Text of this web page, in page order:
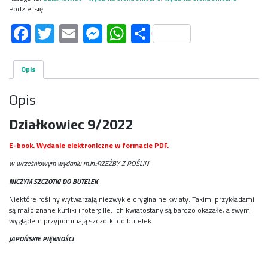
Podziel się
Facebook
Twitter
EmailMessenger
WhatsApp
Share
Opis
Opis
Działkowiec 9/2022
E-book. Wydanie elektroniczne w formacie PDF.
w wrześniowym wydaniu m.in.:RZEŹBY Z ROŚLIN
NICZYM SZCZOTKI DO BUTELEK
Niektóre rośliny wytwarzają niezwykle oryginalne kwiaty. Takimi przykładami
są mało znane kufliki i fotergille. Ich kwiatostany są bardzo okazałe, a swym
wyglądem przypominają szczotki do butelek.
JAPOŃSKIE PIĘKNOŚCI